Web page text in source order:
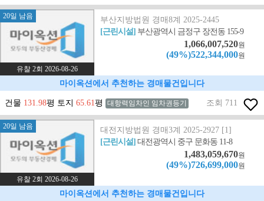
20일 남음
유찰 2회 2026-08-26
부산지방법원 경매8계 2025-2445
[근린시설] 부산광역시 금정구 장전동 155-9
1,066,007,520원
(49%)522,344,000원
마이옥션에서 추천하는 경매물건입니다
건물 131.98평 토지 65.61평 대항력임차인 임차권등기 조회 711
20일 남음
유찰 2회 2026-08-26
대전지방법원 경매3계 2025-2927 [1]
[근린시설]대전광역시 중구 문화동 11-8
1,483,059,670원
(49%)726,699,000원
마이옥션에서 추천하는 경매물건입니다